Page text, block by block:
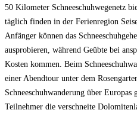
50 Kilometer Schneeschuhwegenetz
täglich finden in der Ferienregion
Anfänger können das
ausprobieren, während Geübte bei
Kosten kommen. Beim
einer Abendtour unter dem
Schneeschuhwanderung über
Teilnehmer die verschneite